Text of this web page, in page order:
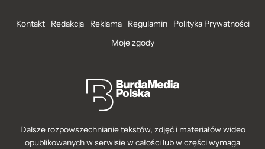
Kontakt Redakcja Reklama Regulamin
Polityka Prywatności
Moje zgody
Dalsze rozpowszechnianie tekstów, zdjęć i materiałów wideo
opublikowanych w serwisie w całości lub w części wymaga